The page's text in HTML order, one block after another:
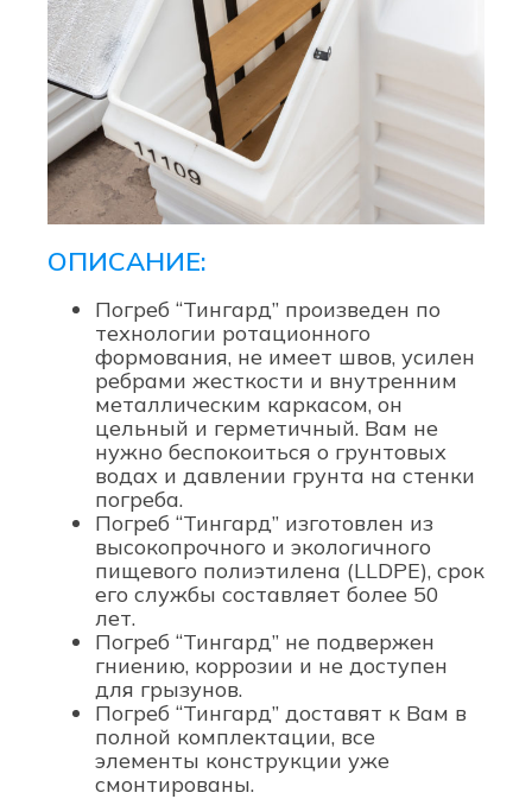
ОПИСАНИЕ:
Погреб “Тингард” произведен по
технологии ротационного
формования, не имеет швов, усилен
ребрами жесткости и внутренним
металлическим каркасом, он
цельный и герметичный. Вам не
нужно беспокоиться о грунтовых
водах и давлении грунта на стенки
погреба.
Погреб “Тингард” изготовлен из
высокопрочного и экологичного
пищевого полиэтилена (LLDPE), срок
его службы составляет более 50
лет.
Погреб “Тингард” не подвержен
гниению, коррозии и не доступен
для грызунов.
Погреб “Тингард” доставят к Вам в
полной комплектации, все
элементы конструкции уже
смонтированы.